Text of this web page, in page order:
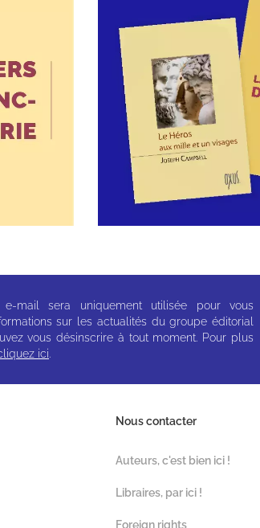
e-mail sera uniquement utilisée pour vous
sur les actualités du groupe éditorial
vous désinscrire à tout moment. Pour plus
ici
Nous contacter
Auteurs, c'est bien ici !
Libraires, par ici !
Foreign rights